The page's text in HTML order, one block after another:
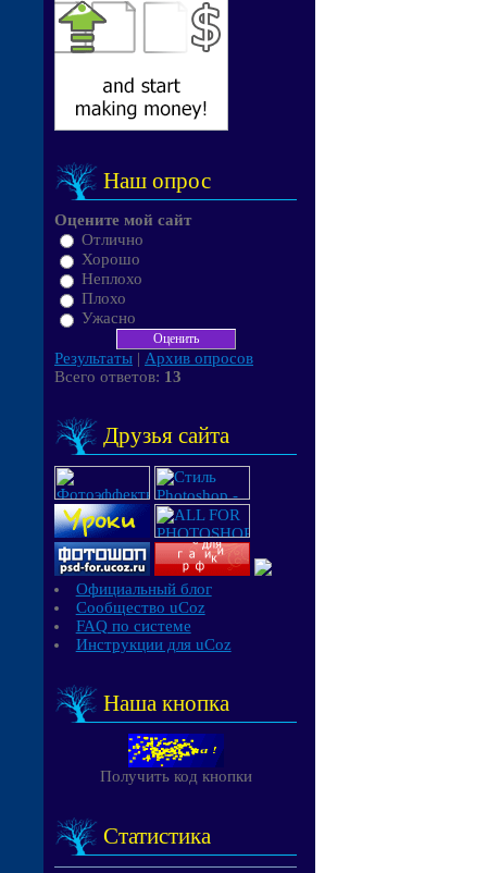
Наш опрос
Оцените мой сайт
Отлично
Хорошо
Неплохо
Плохо
Ужасно
Результаты | Архив опросов
Всего ответов: 13
Друзья сайта
Официальный блог
Сообщество uCoz
FAQ по системе
Инструкции для uCoz
Наша кнопка
Получить код кнопки
Статистика